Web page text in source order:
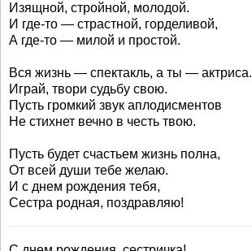
Изящной, стройной, молодой.
И где-то — страстной, горделивой,
А где-то — милой и простой.
Вся жизнь — спектакль, а ты — актриса.
Играй, твори судьбу свою.
Пусть громкий звук аплодисментов
Не стихнет вечно в честь твою.
Пусть будет счастьем жизнь полна,
От всей души тебе желаю.
И с днем рождения тебя,
Сестра родная, поздравляю!